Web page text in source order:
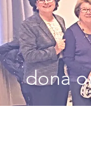
classifica
Billboard
la
più
nel rap
quest'anno
dona